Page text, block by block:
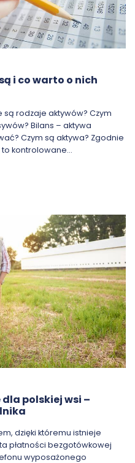
i co warto o nich
są rodzaje aktywów? Czym
Bilans – aktywa
Czym są aktywa? Zgodnie
kontrolowane…
polskiej wsi –
dzięki któremu istnieje
płatności bezgotówkowej
wyposażonego